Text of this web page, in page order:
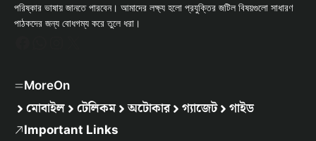
পরিষ্কার ভাষায় জানতে পারবেন। আমাদের লক্ষ্য হলো প্রযুক্তির জটিল বিষয়গুলো সাধারণ
পাঠকদের জন্য বোধগম্য করে তুলে ধরা।
MoreOn
মোবাইল টেলিকম অটোকার গ্যাজেট গাইড
Important Links